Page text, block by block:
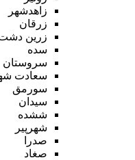
زاهدشهر
زرقان
زرین
سده
سروستان
سعادت
سورمق
سیدان
ششده
شهرپیر
صدرا
صغاد